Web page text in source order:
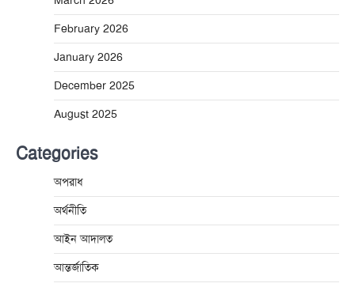
February 2026
January 2026
December 2025
August 2025
Categories
অপরাধ
অর্থনীতি
আইন আদালত
আন্তর্জাতিক